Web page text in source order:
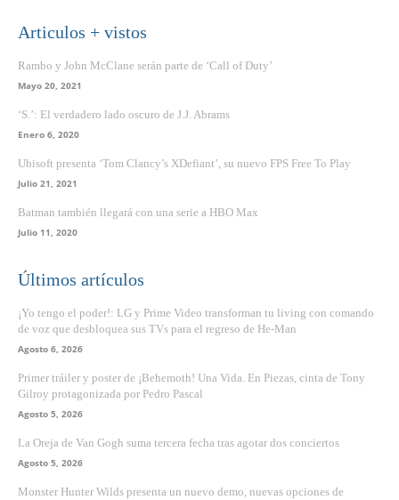
Articulos + vistos
Rambo y John McClane serán parte de ‘Call of Duty’
Mayo 20, 2021
‘S.’: El verdadero lado oscuro de J.J. Abrams
Enero 6, 2020
Ubisoft presenta ‘Tom Clancy’s XDefiant’, su nuevo FPS Free To Play
Julio 21, 2021
Batman también llegará con una serie a HBO Max
Julio 11, 2020
Últimos artículos
¡Yo tengo el poder!: LG y Prime Video transforman tu living con comando
de voz que desbloquea sus TVs para el regreso de He-Man
Agosto 6, 2026
Primer tráiler y poster de ¡Behemoth! Una Vida. En Piezas, cinta de Tony
Gilroy protagonizada por Pedro Pascal
Agosto 5, 2026
La Oreja de Van Gogh suma tercera fecha tras agotar dos conciertos
Agosto 5, 2026
Monster Hunter Wilds presenta un nuevo demo, nuevas opciones de